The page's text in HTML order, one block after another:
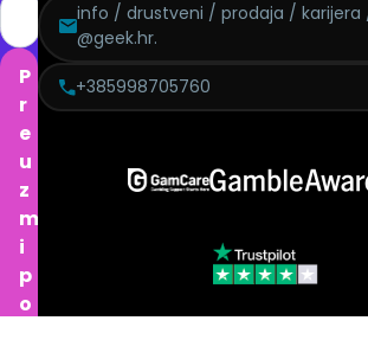
P
r
e
u
z
m
i
p
o
info / drustveni / prodaja / karijera
@geek.hr.
+385998705760